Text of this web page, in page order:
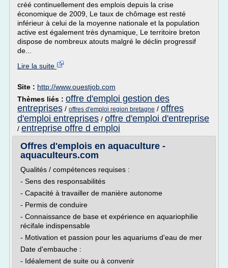
créé continuellement des emplois depuis la crise
économique de 2009, Le taux de chômage est resté
inférieur à celui de la moyenne nationale et la population
active est également très dynamique, Le territoire breton
dispose de nombreux atouts malgré le déclin progressif
de...
Lire la suite
Site : http://www.ouestjob.com
Thèmes liés : offre d'emploi gestion des
entreprises / offres d'emploi region bretagne / offres
d'emploi entreprises / offre d'emploi d'entreprise
/ entreprise offre d emploi
Offres d'emplois en aquaculture -
aquaculteurs.com
Qualités / compétences requises :
- Sens des responsabilités
- Capacité à travailler de manière autonome
- Permis de conduire
- Connaissance de base et expérience en aquariophilie
récifale indispensable
- Motivation et passion pour les aquariums d'eau de mer
Date d'embauche :
- Idéalement de suite ou à convenir